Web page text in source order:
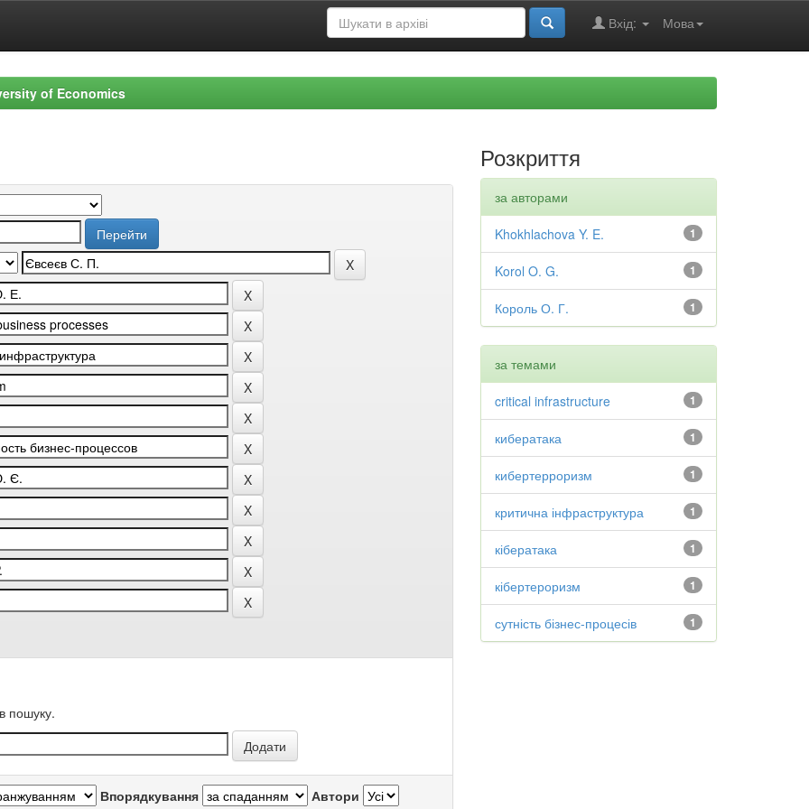
Мова
Вхід:
of Economics
пошуку.
Впорядкування Автори
Розкриття
за авторами
1
Khokhlachova Y. E.
1
Korol O. G.
1
Король О. Г.
за темами
1
critical infrastructure
1
кибератака
1
кибертерроризм
1
критична інфраструктура
1
кібератака
1
кібертероризм
1
сутність бізнес-процесів